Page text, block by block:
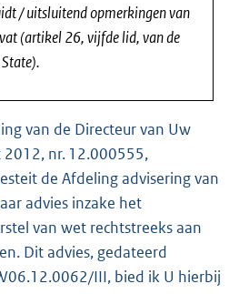
/ uitsluitend opmerkingen van
(artikel 26, vijfde lid, van de
van de Directeur van Uw
nr. 12.000555,
de Afdeling advisering van
advies inzake het
van wet rechtstreeks aan
Dit advies, gedateerd
III, bied ik U hierbij